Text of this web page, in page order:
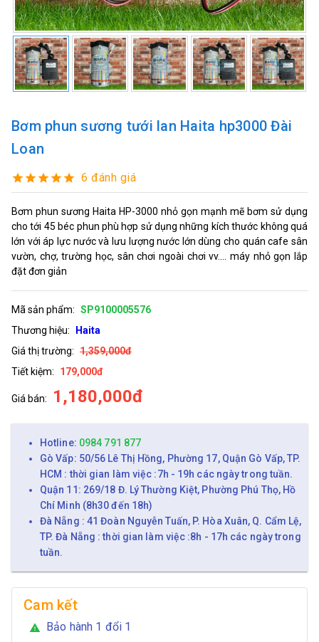
Bơm phun sương tưới lan Haita hp3000 Đài
Loan
6 đánh giá
Bơm phun sương Haita HP-3000 nhỏ gọn mạnh mẽ bơm sử dụng
cho tới 45 béc phun phù hợp sử dụng những kích thước không quá
lớn với áp lực nước và lưu lượng nước lớn dùng cho quán cafe sân
vườn, chợ, trường học, sân chơi ngoài chơi vv.... máy nhỏ gọn lắp
đặt đơn giản
Mã sản phẩm: SP9100005576
Thương hiệu:
Haita
Giá thị trường: 1,359,000đ
Tiết kiệm:
179,000đ
Giá bán: 1,180,000đ
Hotline: 0984 791 877
Gò Vấp: 50/56 Lê Thị Hồng, Phường 17, Quận Gò Vấp, TP.
HCM : thời gian làm việc :7h - 19h các ngày trong tuần.
Quận 11: 269/18 Đ. Lý Thường Kiệt, Phường Phú Thọ, Hồ
Chí Minh (8h30 đến 18h)
Đà Nẵng : 41 Đoàn Nguyễn Tuấn, P. Hòa Xuân, Q. Cẩm Lệ,
TP. Đà Nẵng : thời gian làm việc :8h - 17h các ngày trong
tuần.
Cam kết
warning Bảo hành 1 đổi 1